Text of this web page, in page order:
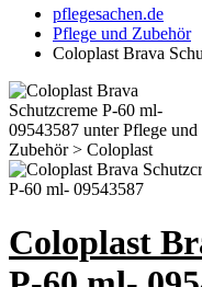
pflegesachen.de
Pflege und Zubehör
Coloplast Brava
Coloplast